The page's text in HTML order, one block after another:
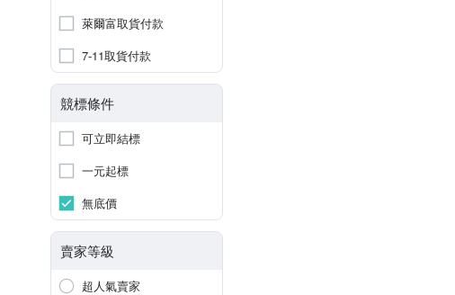
萊爾富取貨付款
7-11取貨付款
競標條件
可立即結標
一元起標
無底價
賣家等級
超人氣賣家